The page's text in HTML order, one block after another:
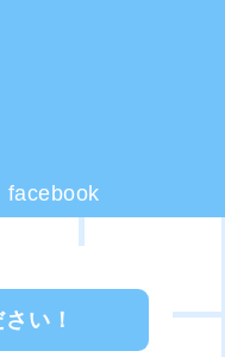
facebook
い！